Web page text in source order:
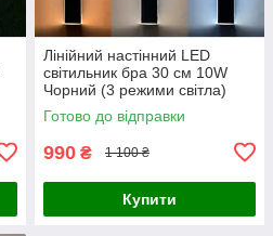
Лінійний настінний LED
світильник бра 30 см 10W
Чорний (3 режими світла)
Готово до відправки
990 ₴ 1 100 ₴
Купити